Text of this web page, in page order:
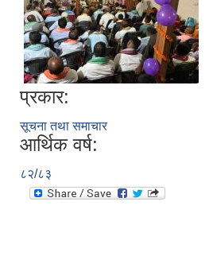
प्रकार:
सूचना तथा समाचार
आर्थिक वर्ष:
८२/८३